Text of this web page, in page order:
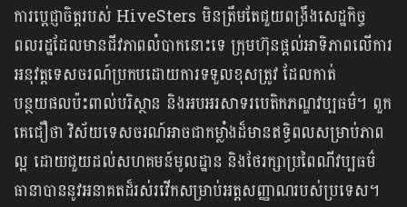
ការប្តេជ្ញាចិត្តរបស់ HiveSters មិនត្រឹមតែជួយពង្រឹងសេដ្ឋកិច្ច
ពលរដ្ឋដែលមានជីវភាពលំបាកនោះទេ ក្រុមហ៊ុនផ្តល់អាទិភាពលើការ
អនុវត្តទេសចរណ៍ប្រកបដោយការទទួលខុសត្រូវ ដែលកាត់
បន្ថយផលប៉ះពាល់បរិស្ថាន និងអបអរសាទរបេតិកភណ្ឌវប្បធម៌។ ពួក
គេជឿថា វិស័យទេសចរណ៍អាចជាកម្លាំងដ៏មានឥទ្ធិពលសម្រាប់ភាព
ល្អ ដោយជួយដល់សហគមន៍មូលដ្ឋាន និងថែរក្សាប្រពៃណីវប្បធម៌
ធានាបាននូវអនាគតដ៏រស់រវើកសម្រាប់អត្តសញ្ញាណរបស់ប្រទេស។